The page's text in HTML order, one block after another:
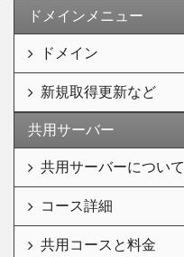
ドメインメニュー
ドメイン
新規取得更新など
共用サーバー
共用サーバーについて
コース詳細
共用コースと料金